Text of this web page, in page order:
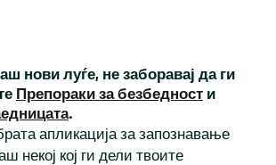
нови луѓе, не заборавај да ги
Препораки за безбедност и
.
апликација за запознавање
некој кој ги дели твоите